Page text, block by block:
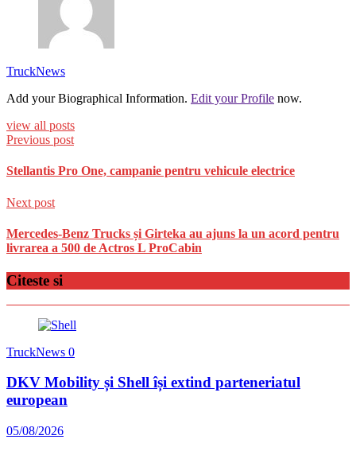
TruckNews
Add your Biographical Information. Edit your Profile now.
view all posts
Previous post
Stellantis Pro One, campanie pentru vehicule electrice
Next post
Mercedes-Benz Trucks și Girteka au ajuns la un acord pentru
livrarea a 500 de Actros L ProCabin
Citeste si
TruckNews 0
DKV Mobility și Shell își extind parteneriatul
european
05/08/2026